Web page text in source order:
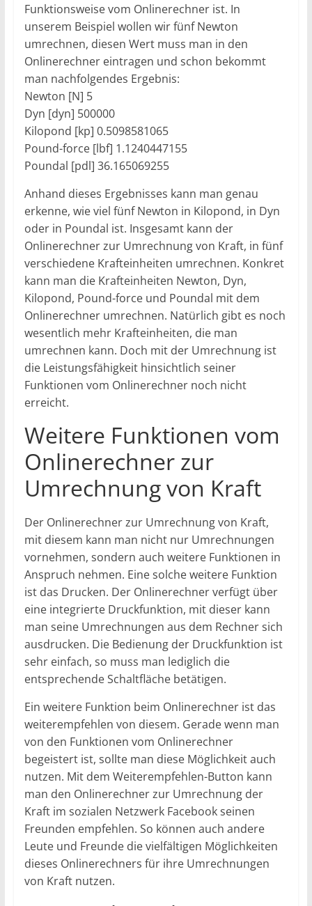
Funktionsweise vom Onlinerechner ist. In
unserem Beispiel wollen wir fünf Newton
umrechnen, diesen Wert muss man in den
Onlinerechner eintragen und schon bekommt
man nachfolgendes Ergebnis:
Newton [N] 5
Dyn [dyn] 500000
Kilopond [kp] 0.5098581065
Pound-force [lbf] 1.1240447155
Poundal [pdl] 36.165069255
Anhand dieses Ergebnisses kann man genau
erkenne, wie viel fünf Newton in Kilopond, in Dyn
oder in Poundal ist. Insgesamt kann der
Onlinerechner zur Umrechnung von Kraft, in fünf
verschiedene Krafteinheiten umrechnen. Konkret
kann man die Krafteinheiten Newton, Dyn,
Kilopond, Pound-force und Poundal mit dem
Onlinerechner umrechnen. Natürlich gibt es noch
wesentlich mehr Krafteinheiten, die man
umrechnen kann. Doch mit der Umrechnung ist
die Leistungsfähigkeit hinsichtlich seiner
Funktionen vom Onlinerechner noch nicht
erreicht.
Weitere Funktionen vom
Onlinerechner zur
Umrechnung von Kraft
Der Onlinerechner zur Umrechnung von Kraft,
mit diesem kann man nicht nur Umrechnungen
vornehmen, sondern auch weitere Funktionen in
Anspruch nehmen. Eine solche weitere Funktion
ist das Drucken. Der Onlinerechner verfügt über
eine integrierte Druckfunktion, mit dieser kann
man seine Umrechnungen aus dem Rechner sich
ausdrucken. Die Bedienung der Druckfunktion ist
sehr einfach, so muss man lediglich die
entsprechende Schaltfläche betätigen.
Ein weitere Funktion beim Onlinerechner ist das
weiterempfehlen von diesem. Gerade wenn man
von den Funktionen vom Onlinerechner
begeistert ist, sollte man diese Möglichkeit auch
nutzen. Mit dem Weiterempfehlen-Button kann
man den Onlinerechner zur Umrechnung der
Kraft im sozialen Netzwerk Facebook seinen
Freunden empfehlen. So können auch andere
Leute und Freunde die vielfältigen Möglichkeiten
dieses Onlinerechners für ihre Umrechnungen
von Kraft nutzen.